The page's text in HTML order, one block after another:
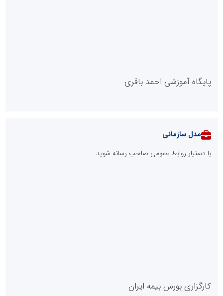
پایگاه آموزشی احمد باقری
مدل سازمانی
با دستیار روابط عمومی صاحب رسانه شوید
کارگزاری بورس بیمه ایران